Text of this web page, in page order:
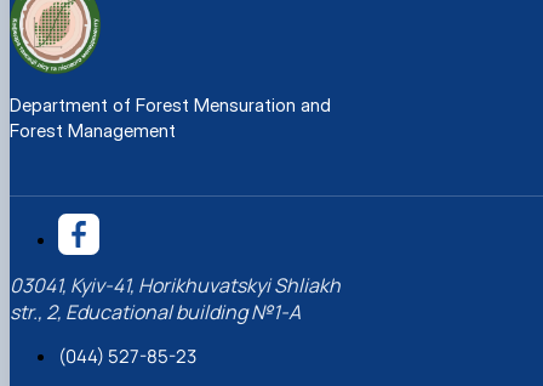
https://doi.org/10.36930/40330503
Department of Forest Mensuration and
Forest Management
03041, Kyiv-41, Horikhuvatskyi Shliakh
str., 2, Educational building №1-A
(044) 527-85-23